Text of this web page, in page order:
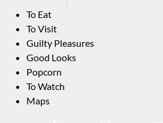
To Eat
To Visit
Guilty Pleasures
Good Looks
Popcorn
To Watch
Maps